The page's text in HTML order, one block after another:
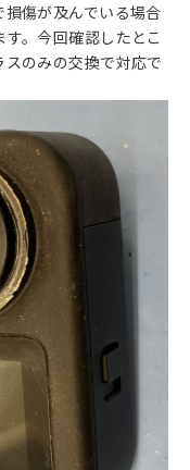
傷が及んでいる場合
。今回確認したとこ
のみの交換で対応で